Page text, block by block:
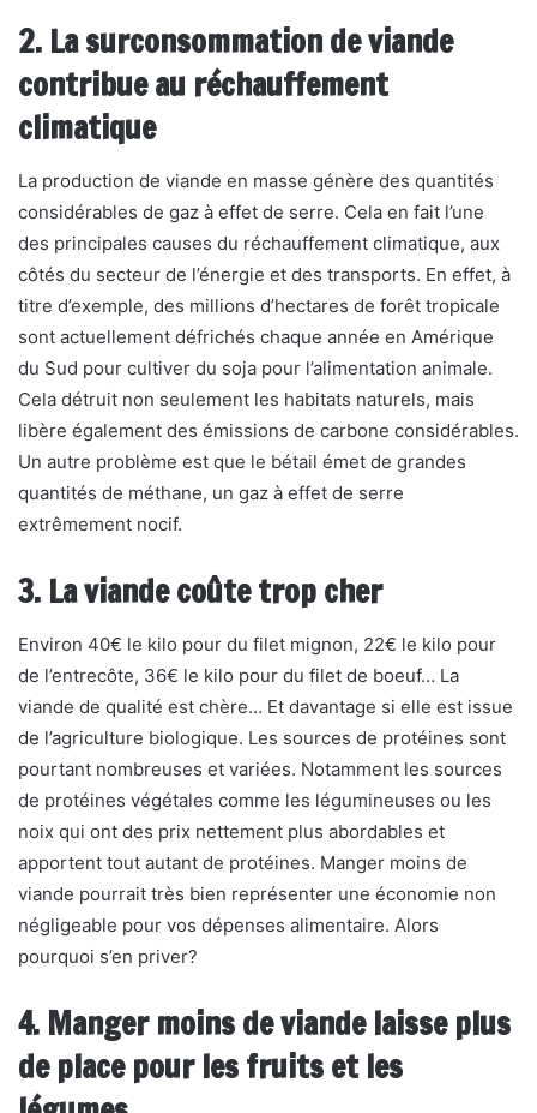
2. La surconsommation de viande
contribue au réchauffement
climatique
La production de viande en masse génère des quantités
considérables de gaz à effet de serre. Cela en fait l’une
des principales causes du réchauffement climatique, aux
côtés du secteur de l’énergie et des transports. En effet, à
titre d’exemple, des millions d’hectares de forêt tropicale
sont actuellement défrichés chaque année en Amérique
du Sud pour cultiver du soja pour l’alimentation animale.
Cela détruit non seulement les habitats naturels, mais
libère également des émissions de carbone considérables.
Un autre problème est que le bétail émet de grandes
quantités de méthane, un gaz à effet de serre
extrêmement nocif.
3. La viande coûte trop cher
Environ 40€ le kilo pour du filet mignon, 22€ le kilo pour
de l’entrecôte, 36€ le kilo pour du filet de boeuf… La
viande de qualité est chère… Et davantage si elle est issue
de l’agriculture biologique. Les sources de protéines sont
pourtant nombreuses et variées. Notamment les sources
de protéines végétales comme les légumineuses ou les
noix qui ont des prix nettement plus abordables et
apportent tout autant de protéines. Manger moins de
viande pourrait très bien représenter une économie non
négligeable pour vos dépenses alimentaire. Alors
pourquoi s’en priver?
4. Manger moins de viande laisse plus
de place pour les fruits et les